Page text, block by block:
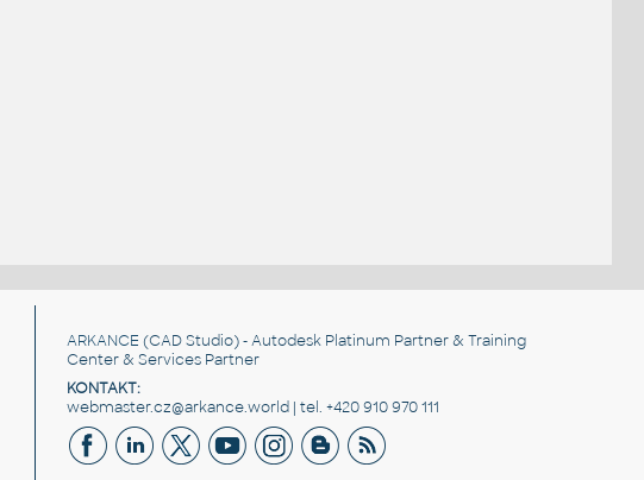
ARKANCE (CAD Studio) - Autodesk Platinum Partner & Training
Center & Services Partner
KONTAKT:
webmaster.cz@arkance.world | tel. +420 910 970 111